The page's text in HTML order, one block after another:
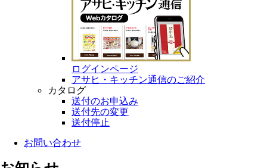
ログインページ
アサヒ・キッチン通信のご紹介
カタログ
送付のお申込み
送付先の変更
送付停止
お問い合わせ